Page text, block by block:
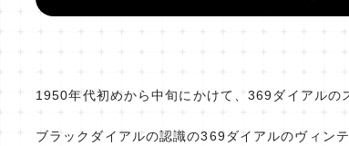
1950年代初めから中旬にかけて、369ダイアルの
ブラックダイアルの認識の369ダイアルのヴィン